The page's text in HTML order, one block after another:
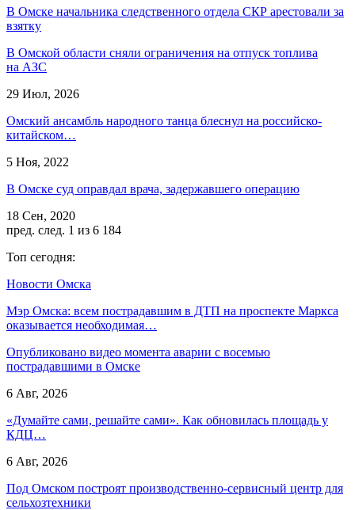
В Омске начальника следственного отдела СКР арестовали за
взятку
В Омской области сняли ограничения на отпуск топлива
на АЗС
29 Июл, 2026
Омский ансамбль народного танца блеснул на российско-
китайском…
5 Ноя, 2022
В Омске суд оправдал врача, задержавшего операцию
18 Сен, 2020
пред. след. 1 из 6 184
Топ сегодня:
Новости Омска
Мэр Омска: всем пострадавшим в ДТП на проспекте Маркса
оказывается необходимая…
Опубликовано видео момента аварии с восемью
пострадавшими в Омске
6 Авг, 2026
«Думайте сами, решайте сами». Как обновилась площадь у
КДЦ…
6 Авг, 2026
Под Омском построят производственно-сервисный центр для
сельхозтехники